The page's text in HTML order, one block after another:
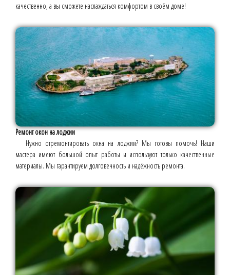
качественно, а вы сможете наслаждаться комфортом в своём доме!
Ремонт окон на лоджии
Нужно отремонтировать окна на лоджии? Мы готовы помочь! Наши
мастера имеют большой опыт работы и используют только качественные
материалы. Мы гарантируем долговечность и надёжность ремонта.